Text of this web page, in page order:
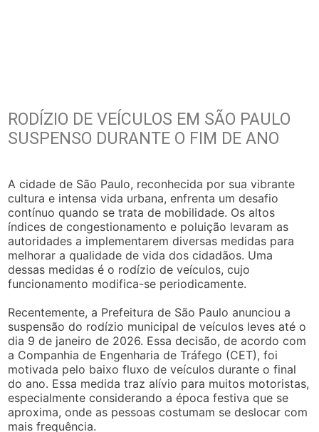
RODÍZIO DE VEÍCULOS EM SÃO PAULO
SUSPENSO DURANTE O FIM DE ANO
A cidade de São Paulo, reconhecida por sua vibrante
cultura e intensa vida urbana, enfrenta um desafio
contínuo quando se trata de mobilidade. Os altos
índices de congestionamento e poluição levaram as
autoridades a implementarem diversas medidas para
melhorar a qualidade de vida dos cidadãos. Uma
dessas medidas é o rodízio de veículos, cujo
funcionamento modifica-se periodicamente.
Recentemente, a Prefeitura de São Paulo anunciou a
suspensão do rodízio municipal de veículos leves até o
dia 9 de janeiro de 2026. Essa decisão, de acordo com
a Companhia de Engenharia de Tráfego (CET), foi
motivada pelo baixo fluxo de veículos durante o final
do ano. Essa medida traz alívio para muitos motoristas,
especialmente considerando a época festiva que se
aproxima, onde as pessoas costumam se deslocar com
mais frequência.